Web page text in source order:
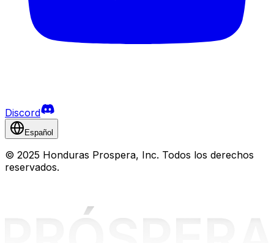
Discord
Español
© 2025 Honduras Prospera, Inc. Todos los derechos
reservados.